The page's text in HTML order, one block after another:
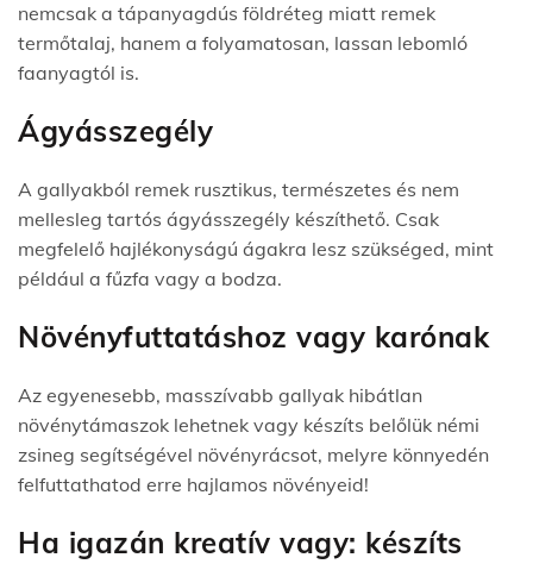
nemcsak a tápanyagdús földréteg miatt remek
termőtalaj, hanem a folyamatosan, lassan lebomló
faanyagtól is.
Ágyásszegély
A gallyakból remek rusztikus, természetes és nem
mellesleg tartós ágyásszegély készíthető. Csak
megfelelő hajlékonyságú ágakra lesz szükséged, mint
például a fűzfa vagy a bodza.
Növényfuttatáshoz vagy karónak
Az egyenesebb, masszívabb gallyak hibátlan
növénytámaszok lehetnek vagy készíts belőlük némi
zsineg segítségével növényrácsot, melyre könnyedén
felfuttathatod erre hajlamos növényeid!
Ha igazán kreatív vagy: készíts